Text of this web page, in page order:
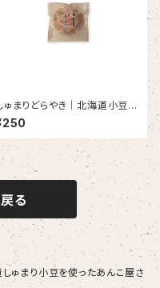
ゅまりどらやき｜北海道小豆つ
あん・職人手焼きのふんわり和
イーツ
る
ゅまり小豆を使ったあんこ屋さ